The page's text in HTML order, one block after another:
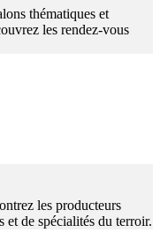
thématiques et
les rendez-vous
les producteurs
de spécialités du terroir.